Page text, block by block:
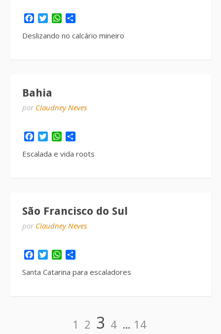
Facebook
TwitterWhatsApp
Deslizando no calcário mineiro
Bahia
por Claudney Neves
Facebook
TwitterWhatsApp
Escalada e vida roots
São Francisco do Sul
por Claudney Neves
Facebook
TwitterWhatsApp
Santa Catarina para escaladores
PaginaçãoPágina
1 Página
2 Página
3 Página
4 … Página
14